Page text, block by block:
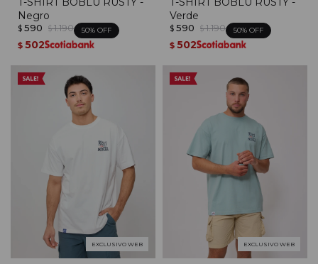
Negro
$ 590 $ 1.190 50
$ 502
Verde
$ 590 $ 1.190 50
$ 502
EXCLUSIVO WEB EXCLUSIVO WEB